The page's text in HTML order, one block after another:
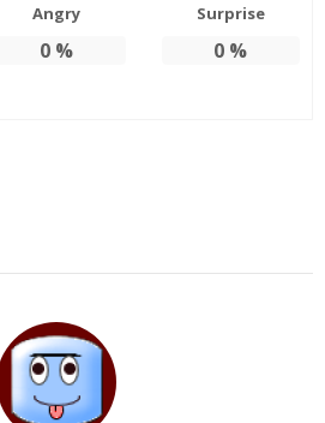
Angry
0 %
Surprise
0 %